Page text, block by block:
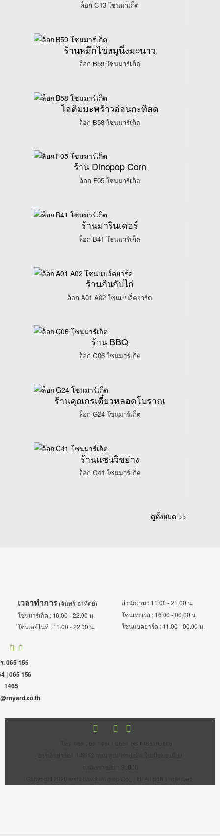
ล็อก C13 โซนมาเก็ต
ร้านหมึกไข่หมูนึ่งมะนาว
ล็อก B59 โซนมาร์เก็ต
ไอติมมะพร้าวอ่อนกะทิสด
ล็อก B58 โซนมาร์เก็ต
ร้าน Dinopop Corn
ล็อก F05 โซนมาร์เก็ต
ร้านมารินเดอร์
ล็อก B41 โซนมาร์เก็ต
ร้านกินกับไก่
ล็อก A01 A02 โซนเเบล็คยาร์ด
ร้าน BBQ
ล็อก C06 โซนมาร์เก็ต
ร้านคุณกรเตี๋ยวหลอดโบราณ
ล็อก G24 โซนมาร์เก็ต
ร้านเเซนวิชย่าง
ล็อก C41 โซนมาร์เก็ต
ดูทั้งหมด >>
เวลาทำการ(จันทร์-อาทิตย์)
โซนมาร์เก็ต : 16.00 - 22.00 น.
โซนเดย์ไนท์ : 11.00 - 22.00 น.
สำนักงาน : 11.00 - 21.00 น.
โซนเทอเรส : 16.00 - 00.00 น.
โซนแบคยาร์ด : 11.00 - 00.00 น.
. 065 156
| 065 156
1465